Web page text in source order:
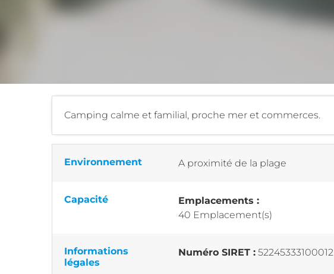
Camping calme et familial, proche mer et commerces.
Environnement A proximité de la plage
Capacité
Emplacements :
40 Emplacement(s)
Informations
légales
Numéro SIRET : 52245333100012